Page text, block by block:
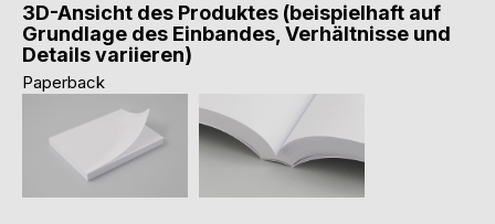
3D-Ansicht des Produktes (beispielhaft auf
Grundlage des Einbandes, Verhältnisse und
Details variieren)
Paperback